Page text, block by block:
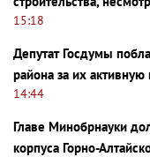
15:18
Депутат Госдумы
района за их
14:44
Главе Минобрнауки
корпуса Горно-